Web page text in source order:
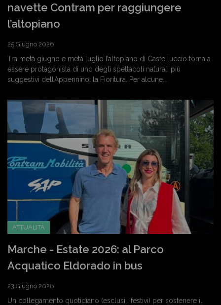
navette Contram per raggiungere
l’altopiano
25 Giugno 2026
Tra metà giugno e metà luglio l’altopiano di Castelluccio torna a
essere protagonista di uno degli spettacoli naturali più
suggestivi dell’Appennino: la Fioritura. Per alcune...
ATTUALITÀ
Marche - Estate 2026: al Parco
Acquatico Eldorado in bus
23 Giugno 2026
Un collegamento quotidiano (esclusi i festivi) per sostenere il